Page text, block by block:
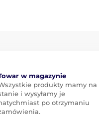
w magazynie
produkty mamy na
i wysyłamy je
po otrzymaniu